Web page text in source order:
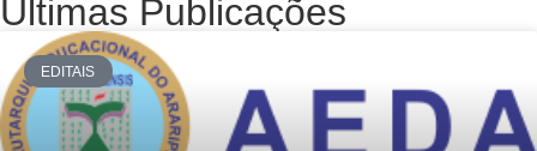
Últimas Publicações
EDITAIS